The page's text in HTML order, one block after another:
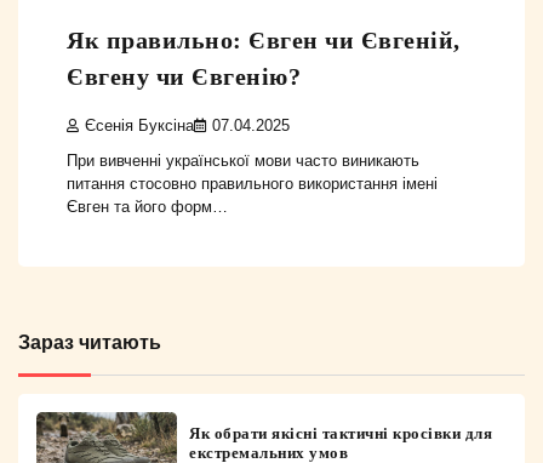
Як правильно: Євген чи Євгеній,
Євгену чи Євгенію?
Єсенія Буксіна 07.04.2025
При вивченні української мови часто виникають
питання стосовно правильного використання імені
Євген та його форм…
Зараз читають
Як обрати якісні тактичні кросівки для
екстремальних умов